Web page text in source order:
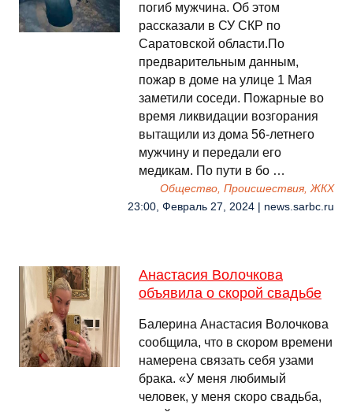
погиб мужчина. Об этом
рассказали в СУ СКР по
Саратовской области.По
предварительным данным,
пожар в доме на улице 1 Мая
заметили соседи. Пожарные во
время ликвидации возгорания
вытащили из дома 56-летнего
мужчину и передали его
медикам. По пути в бо …
Общество, Происшествия, ЖКХ
23:00, Февраль 27, 2024 | news.sarbc.ru
Анастасия Волочкова
объявила о скорой свадьбе
Балерина Анастасия Волочкова
сообщила, что в скором времени
намерена связать себя узами
брака. «У меня любимый
человек, у меня скоро свадьба,